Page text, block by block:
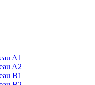
A1
A2
B1